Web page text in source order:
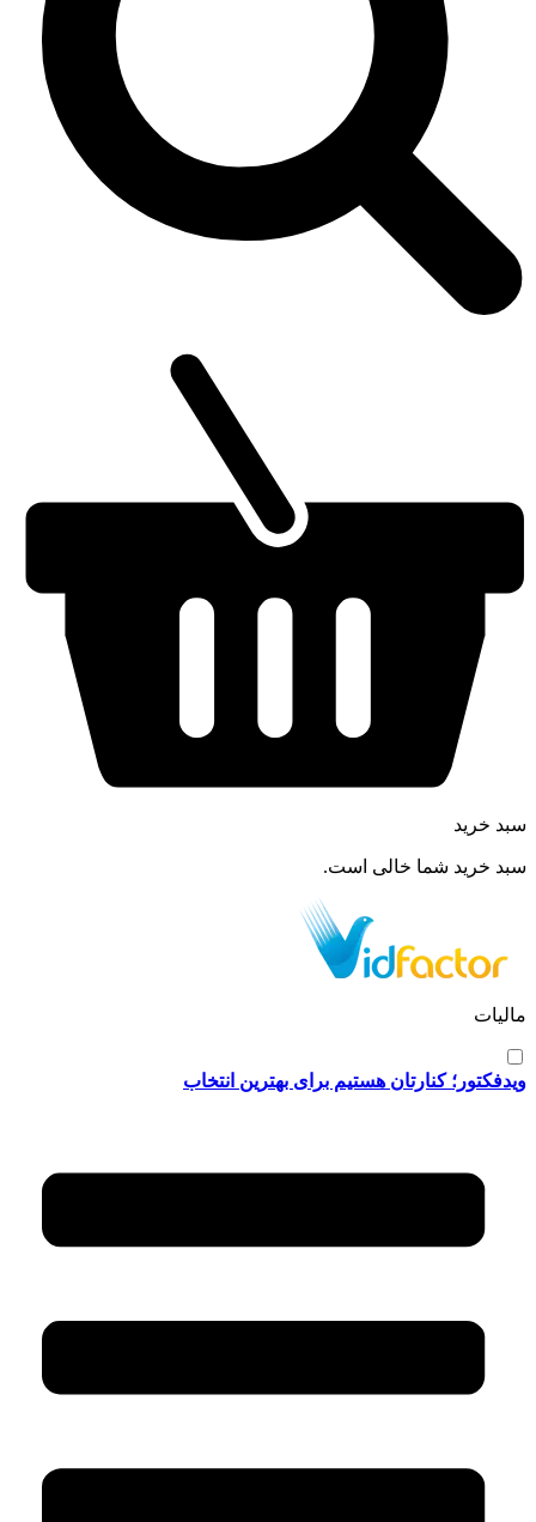
سبد خرید
سبد خرید شما خالی است.
مالیات
ویدفکتور؛ کنارتان هستیم برای بهترین انتخاب